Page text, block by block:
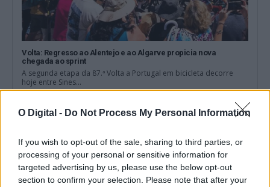
O Digital - Do Not Process My Personal Information
If you wish to opt-out of the sale, sharing to third parties, or
processing of your personal or sensitive information for
targeted advertising by us, please use the below opt-out
section to confirm your selection. Please note that after your
Volta: Regresso ao Alentejo e ao Algarve propicia nova
chegada ao sprint
A segunda etapa da 87.ª Volta a Portugal em bicicleta decorre
hoje entre Sines...